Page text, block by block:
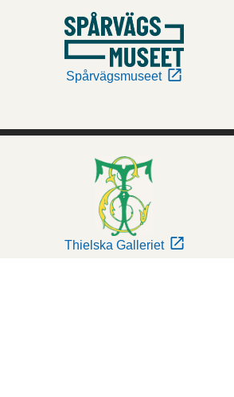
Spårvägsmuseet
Thielska Galleriet